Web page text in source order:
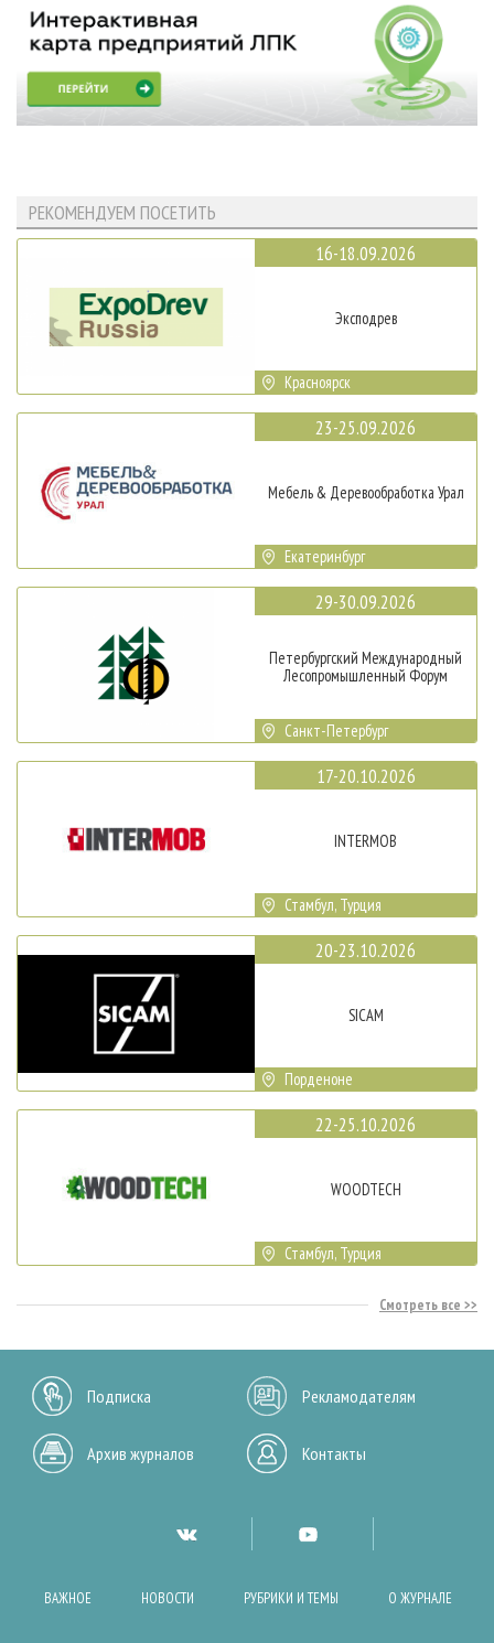
РЕКОМЕНДУЕМ ПОСЕТИТЬ
16-18.09.2026
Эксподрев
Красноярск
23-25.09.2026
Мебель & Деревообработка Урал
Екатеринбург
29-30.09.2026
Петербургский Международный
Лесопромышленный Форум
Санкт-Петербург
17-20.10.2026
INTERMOB
Стамбул, Турция
20-23.10.2026
SICAM
Порденоне
22-25.10.2026
WOODTECH
Стамбул, Турция
Смотреть все
Подписка Рекламодателям
Архив журналов Контакты
ВАЖНОЕ НОВОСТИ РУБРИКИ И ТЕМЫ О ЖУРНАЛЕ